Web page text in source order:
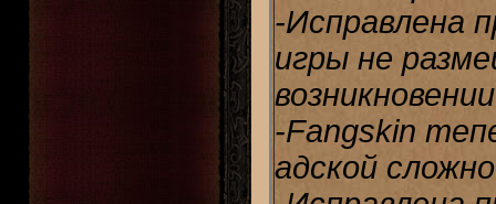
-Исправлена
игры не
-Fangskin
адской